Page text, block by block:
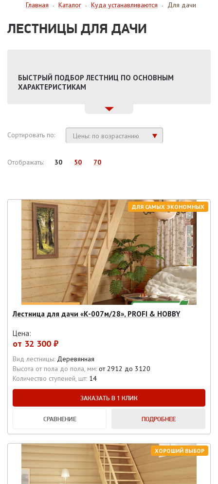
Главная - Каталог - Куда устанавливаются - Для дачи
ЛЕСТНИЦЫ ДЛЯ ДАЧИ
БЫСТРЫЙ ПОДБОР ЛЕСТНИЦ ПО ОСНОВНЫМ
ХАРАКТЕРИСТИКАМ
Сортировать по: Цены: по возрастанию
Отображать: 30 50 70
ДЛЯ САМЫХ ЭКОНОМНЫХ
Лестница для дачи «К-007м/28», PROFI & HOBBY
Цена:
от 32 300 ₽
Вид лестницы: Деревянная
Высота от пола до пола, мм: от 2912 до 3120
Количество ступеней, шт: 14
ЗАКАЗАТЬ В 1 КЛИК
СРАВНЕНИЕ ПОДРОБНЕЕ
ХОРОШИЙ ВЫБОР